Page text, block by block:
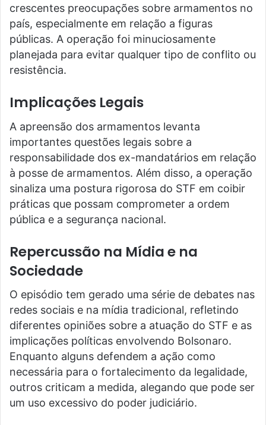
crescentes preocupações sobre armamentos no
país, especialmente em relação a figuras
públicas. A operação foi minuciosamente
planejada para evitar qualquer tipo de conflito ou
resistência.
Implicações Legais
A apreensão dos armamentos levanta
importantes questões legais sobre a
responsabilidade dos ex-mandatários em relação
à posse de armamentos. Além disso, a operação
sinaliza uma postura rigorosa do STF em coibir
práticas que possam comprometer a ordem
pública e a segurança nacional.
Repercussão na Mídia e na
Sociedade
O episódio tem gerado uma série de debates nas
redes sociais e na mídia tradicional, refletindo
diferentes opiniões sobre a atuação do STF e as
implicações políticas envolvendo Bolsonaro.
Enquanto alguns defendem a ação como
necessária para o fortalecimento da legalidade,
outros criticam a medida, alegando que pode ser
um uso excessivo do poder judiciário.